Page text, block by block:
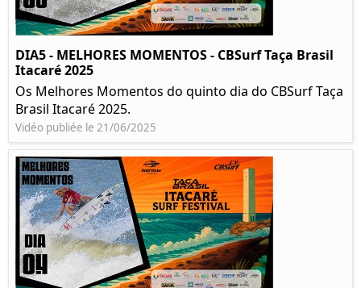
DIA5 - MELHORES MOMENTOS - CBSurf Taça Brasil
Itacaré 2025
Os Melhores Momentos do quinto dia do CBSurf Taça
Brasil Itacaré 2025.
Vidéo publiée le 21/06/2025